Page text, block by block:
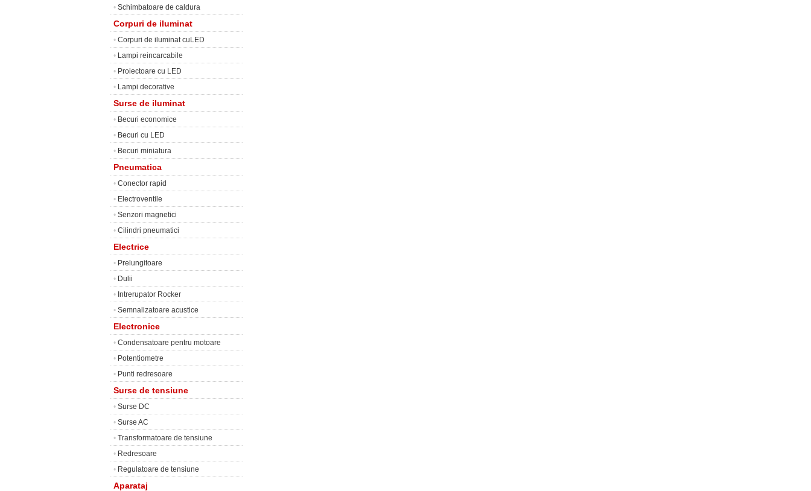
• Schimbatoare de caldura
Corpuri de iluminat
• Corpuri de iluminat cuLED
• Lampi reincarcabile
• Proiectoare cu LED
• Lampi decorative
Surse de iluminat
• Becuri economice
• Becuri cu LED
• Becuri miniatura
Pneumatica
• Conector rapid
• Electroventile
• Senzori magnetici
• Cilindri pneumatici
Electrice
• Prelungitoare
• Dulii
• Intrerupator Rocker
• Semnalizatoare acustice
Electronice
• Condensatoare pentru motoare
• Potentiometre
• Punti redresoare
Surse de tensiune
• Surse DC
• Surse AC
• Transformatoare de tensiune
• Redresoare
• Regulatoare de tensiune
Aparataj